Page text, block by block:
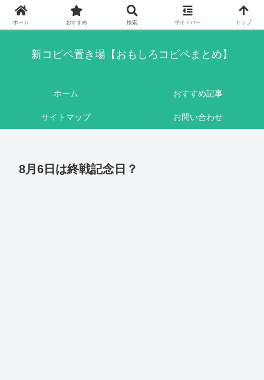
このブログはリンクフリーです。ここに書かれている内容は基本的にフィクシ
ョンです。
新コピペ置き場【おもしろコピペまとめ】
ホーム おすすめ記事
サイトマップ お問い合わせ
8月6日は終戦記念日？
ホーム おすすめ 検索 サイドバー トップ